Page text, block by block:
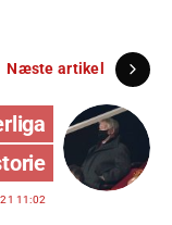
Næste artikel
11:02